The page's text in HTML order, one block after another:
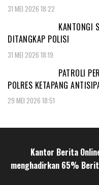
31 MEI 2026 18:22
KANTONGI
DITANGKAP POLISI
31 MEI 2026 18:19
PATROLI
POLRES KETAPANG
29 MEI 2026 18:51
Kantor Berita
menghadirkan 65%